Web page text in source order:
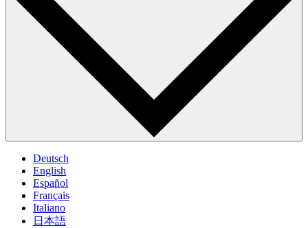
Deutsch
English
Español
Français
Italiano
日本語